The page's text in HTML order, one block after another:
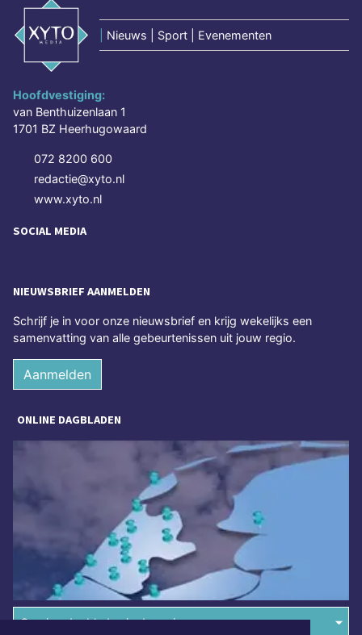
Nieuws | Sport | Evenementen
Hoofdvestiging:
van Benthuizenlaan 1
1701 BZ Heerhugowaard
072 8200 600
redactie@xyto.nl
www.xyto.nl
SOCIAL MEDIA
NIEUWSBRIEF AANMELDEN
Schrijf je in voor onze nieuwsbrief en krijg wekelijks een
samenvatting van alle gebeurtenissen uit jouw regio.
Aanmelden
ONLINE DAGBLADEN
Overige dagbladen in de regio